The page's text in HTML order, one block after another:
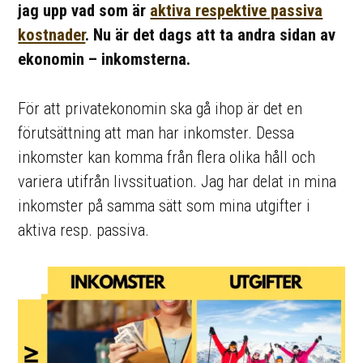
jag upp vad som är aktiva respektive passiva
kostnader. Nu är det dags att ta andra sidan av
ekonomin – inkomsterna.
För att privatekonomin ska gå ihop är det en
förutsättning att man har inkomster. Dessa
inkomster kan komma från flera olika håll och
variera utifrån livssituation. Jag har delat in mina
inkomster på samma sätt som mina utgifter i
aktiva resp. passiva.